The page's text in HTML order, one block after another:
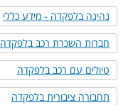
נהיגה בלפקדה - מידע כללי
חברות השכרת רכב בלפקדה
טיולים עם רכב בלפקדה
תחבורה ציבורית בלפקדה